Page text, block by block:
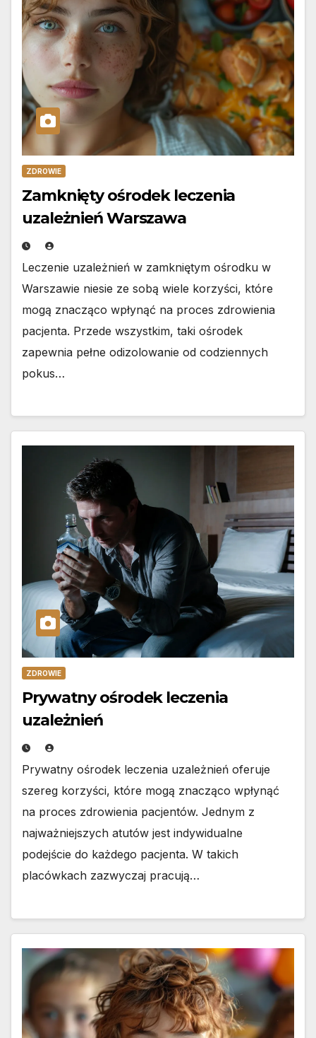
ZDROWIE
Zamknięty ośrodek leczenia
uzależnień Warszawa
Leczenie uzależnień w zamkniętym ośrodku w
Warszawie niesie ze sobą wiele korzyści, które
mogą znacząco wpłynąć na proces zdrowienia
pacjenta. Przede wszystkim, taki ośrodek
zapewnia pełne odizolowanie od codziennych
pokus…
ZDROWIE
Prywatny ośrodek leczenia
uzależnień
Prywatny ośrodek leczenia uzależnień oferuje
szereg korzyści, które mogą znacząco wpłynąć
na proces zdrowienia pacjentów. Jednym z
najważniejszych atutów jest indywidualne
podejście do każdego pacjenta. W takich
placówkach zazwyczaj pracują…